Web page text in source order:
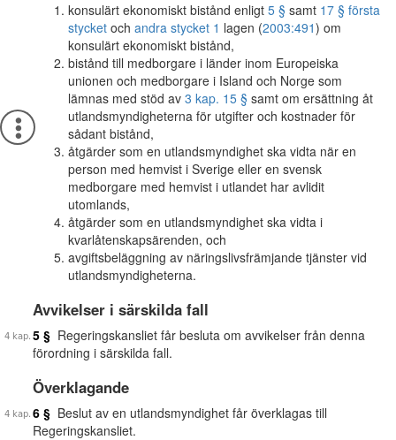
konsulärt ekonomiskt bistånd enligt 5 § samt 17 § första
stycket och andra stycket 1 lagen (2003:491) om
konsulärt ekonomiskt bistånd,
bistånd till medborgare i länder inom Europeiska
unionen och medborgare i Island och Norge som
lämnas med stöd av 3 kap. 15 § samt om ersättning åt
utlandsmyndigheterna för utgifter och kostnader för
sådant bistånd,
åtgärder som en utlandsmyndighet ska vidta när en
person med hemvist i Sverige eller en svensk
medborgare med hemvist i utlandet har avlidit
utomlands,
åtgärder som en utlandsmyndighet ska vidta i
kvarlåtenskapsärenden, och
avgiftsbeläggning av näringslivsfrämjande tjänster vid
utlandsmyndigheterna.
Avvikelser i särskilda fall
5 § Regeringskansliet får besluta om avvikelser från denna
förordning i särskilda fall.
Överklagande
6 § Beslut av en utlandsmyndighet får överklagas till
Regeringskansliet.